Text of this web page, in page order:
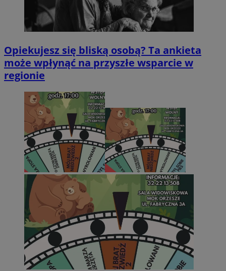
Opiekujesz się bliską osobą? Ta ankieta
może wpłynąć na przyszłe wsparcie w
regionie